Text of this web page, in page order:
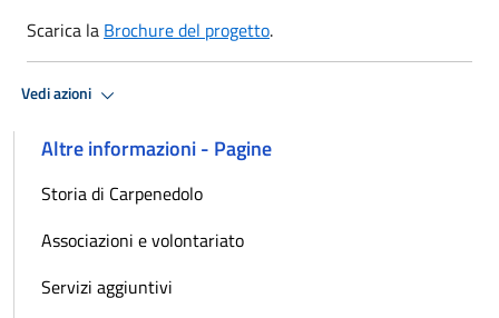
Scarica la Brochure del progetto.
Vedi azioni
Altre informazioni - Pagine
Storia di Carpenedolo
Associazioni e volontariato
Servizi aggiuntivi